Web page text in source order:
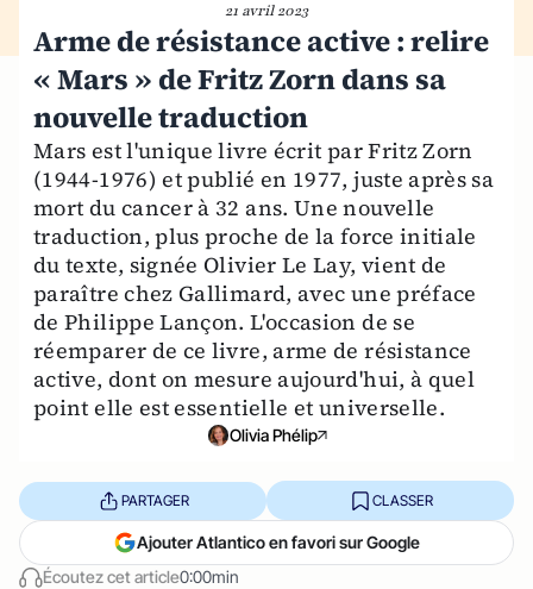
21 avril 2023
Arme de résistance active : relire
« Mars » de Fritz Zorn dans sa
nouvelle traduction
Mars est l'unique livre écrit par Fritz Zorn
(1944-1976) et publié en 1977, juste après sa
mort du cancer à 32 ans. Une nouvelle
traduction, plus proche de la force initiale
du texte, signée Olivier Le Lay, vient de
paraître chez Gallimard, avec une préface
de Philippe Lançon. L'occasion de se
réemparer de ce livre, arme de résistance
active, dont on mesure aujourd'hui, à quel
point elle est essentielle et universelle.
Olivia Phélip
Écoutez cet article0:00min
PARTAGER CLASSER
Ajouter Atlantico en favori sur Google